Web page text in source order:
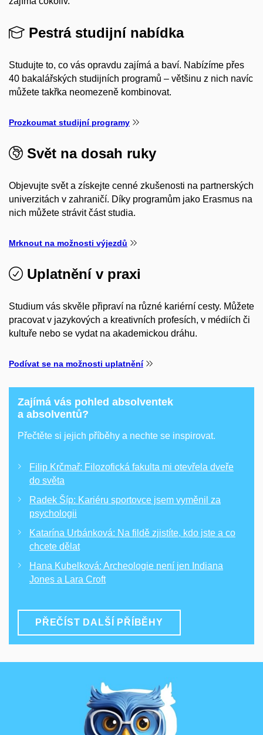
Pestrá studijní nabídka
Studujte to, co vás opravdu zajímá a baví. Nabízíme přes
40 bakalářských studijních programů – většinu z nich navíc
můžete takřka neomezeně kombinovat.
Prozkoumat studijní programy
Svět na dosah ruky
Objevujte svět a získejte cenné zkušenosti na partnerských
univerzitách v zahraničí. Díky programům jako Erasmus na
nich můžete strávit část studia.
Mrknout na možnosti výjezdů
Uplatnění v praxi
Studium vás skvěle připraví na různé kariérní cesty. Můžete
pracovat v jazykových a kreativních profesích, v médiích či
kultuře nebo se vydat na akademickou dráhu.
Podívat se na možnosti uplatnění
Zajímá vás pohled absolventek
a absolventů?
Přečtěte si jejich příběhy a nechte se inspirovat.
Filip Krčmař: Filozofická fakulta mi otevřela dveře
do světa
Radek Šíp: Kariéru sportovce jsem vyměnil za
psychologii
Katarína Urbánková: Na fildě zjistíte, kdo jste a co
chcete dělat
Hana Kubelková: Archeologie není jen Indiana
Jones a Lara Croft
PŘEČÍST DALŠÍ PŘÍBĚHY